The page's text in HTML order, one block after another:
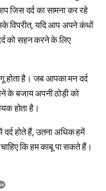
जिस दर्द का सामना कर रहे
विपरीत, यदि आप अपने कंधों
को सहन करने के लिए
होता है। जब आपका मन दर्द
के बजाय अपनी ठोड़ी को
होता है।
होते हैं, उतना अधिक हमें
कि हम काबू पा सकते हैं।